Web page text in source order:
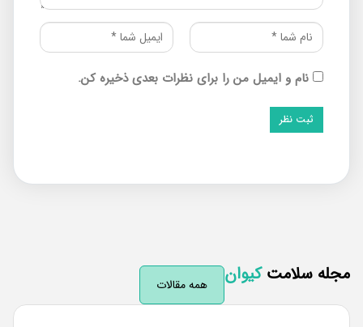
نام و ایمیل من را برای نظرات بعدی ذخیره کن.
سلامتکیوان همه مقالات